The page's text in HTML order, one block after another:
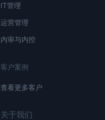
IT管理
运营管理
内审与内控
客户案例
查看更多客户
关于我们